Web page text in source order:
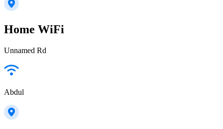
Home WiFi
Unnamed Rd
Abdul